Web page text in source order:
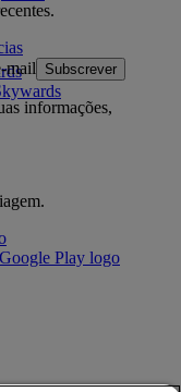
mail
Subscrever
informações,